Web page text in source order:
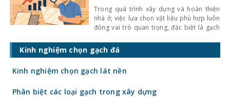
Trong quá trình xây dựng và hoàn thiện
nhà ở, việc lựa chọn vật liệu phù hợp luôn
đóng vai trò quan trọng, đặc biệt là gạch
giá gạch ốp lát hiện nay còn quyết định
trực tiếp đến tổng chi phí công trình. Vậy
Kinh nghiệm chọn gạch đá
Kinh nghiệm chọn gạch lát nền
Phân biệt các loại gạch trong xây dựng